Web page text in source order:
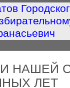
НАШЕЙ
ЛЕТ